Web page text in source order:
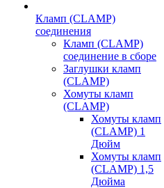
Кламп (CLAMP)
соединения
Кламп (CLAMP)
соединение в сборе
Заглушки кламп
(CLAMP)
Хомуты кламп
(CLAMP)
Хомуты кламп
(CLAMP) 1
Дюйм
Хомуты кламп
(CLAMP) 1,5
Дюйма